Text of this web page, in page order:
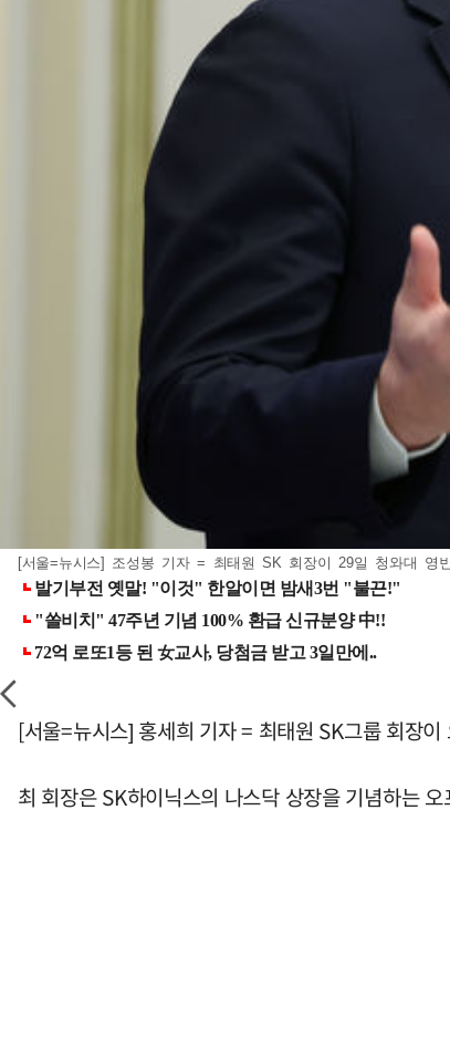
[서울=뉴시스] 조성봉 기자 = 최태원 SK 회장이 29일 청와대 영
[서울=뉴시스] 홍세희 기자 = 최태원 SK그룹 회장
최 회장은 SK하이닉스의 나스닥 상장을 기념하는